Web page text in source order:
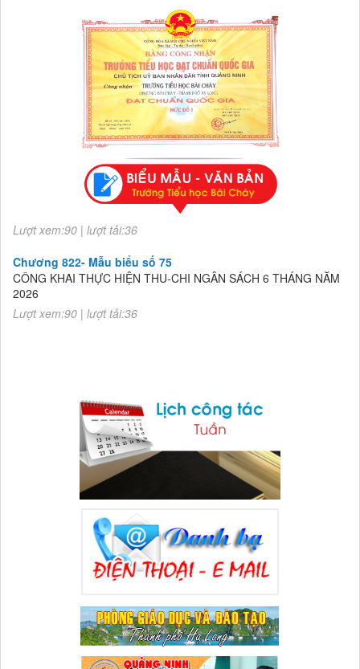
Chương 822- Mẫu biểu số 75
CÔNG KHAI THỰC HIỆN THU-CHI NGÂN SÁCH 6 THÁNG NĂM
CÔNG KHAI THỰC HIỆN THU-CHI NGÂN SÁCH 6 THÁNG NĂM
2026
Lượt xem:90 | lượt tải:36